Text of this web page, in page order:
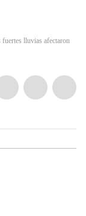
lluvias afectaron